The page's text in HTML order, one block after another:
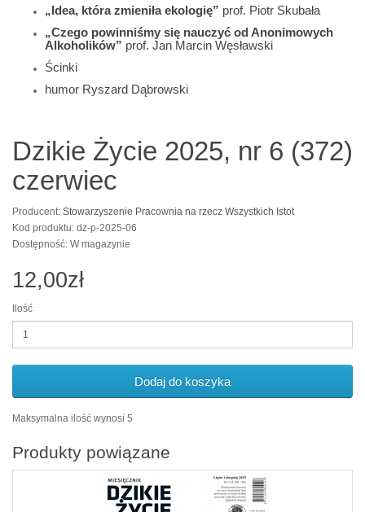
„Idea, która zmieniła ekologię” prof. Piotr Skubała
„Czego powinniśmy się nauczyć od Anonimowych
Alkoholików” prof. Jan Marcin Węsławski
Ścinki
humor Ryszard Dąbrowski
Dzikie Życie 2025, nr 6 (372)
czerwiec
Producent: Stowarzyszenie Pracownia na rzecz Wszystkich Istot
Kod produktu: dz-p-2025-06
Dostępność: W magazynie
12,00zł
Ilość
Dodaj do koszyka
Maksymalna ilość wynosi 5
Produkty powiązane